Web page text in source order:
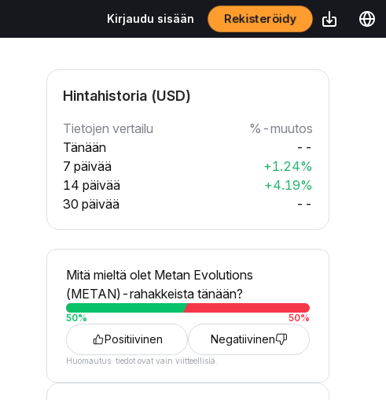
Kirjaudu sisään Rekisteröidy
Hintahistoria (USD)
Tietojen vertailu
%-muutos
Tänään
--
7 päivää
+1.24%
14 päivää
+4.19%
30 päivää
--
Mitä mieltä olet Metan Evolutions
(METAN)-rahakkeista tänään?
50% 50%
Positiivinen Negatiivinen
Huomautus: tiedot ovat vain viitteellisiä.